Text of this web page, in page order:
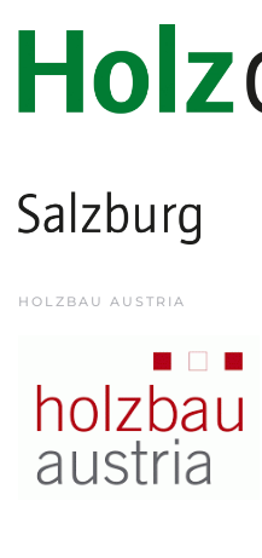
HOLZBAU AUSTRIA